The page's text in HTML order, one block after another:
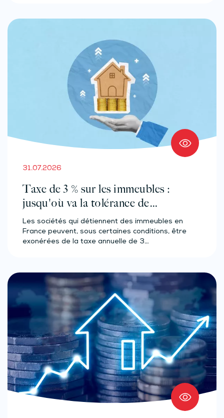
31.07.2026
Taxe de 3 % sur les immeubles :
jusqu'où va la tolérance de
l'administration ?
Les sociétés qui détiennent des immeubles en
France peuvent, sous certaines conditions, être
exonérées de la taxe annuelle de 3…